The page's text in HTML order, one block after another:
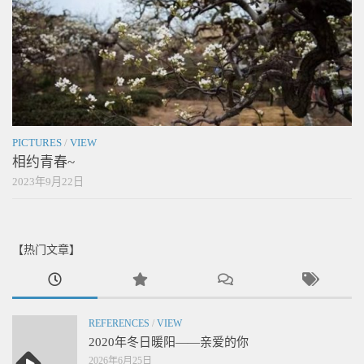
PICTURES / VIEW
相约青春~
2023年9月22日
【热门文章】
REFERENCES / VIEW
2020年冬日暖阳——亲爱的你
2026年6月25日